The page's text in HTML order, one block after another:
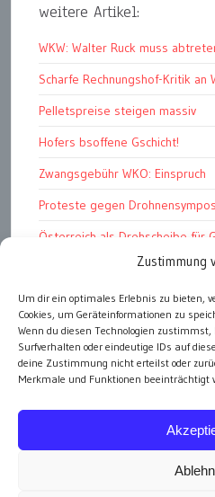
Zustimmung
Um dir ein optimales Erlebnis zu bieten,
Cookies, um Geräteinformationen zu
Wenn du diesen Technologien
Surfverhalten oder eindeutige IDs auf
deine Zustimmung nicht erteilst oder
Merkmale und Funktionen beeinträchtigt
weitere Artikel:
WKW: Walter Ruck muss
Scharfe Rechnungshof-Kritik an
Pelletspreise steigen massiv
Hofers bsoffene Gschicht!
Zwangsgebühr WKO: Einspruch
Proteste gegen
Österreich als Drehscheibe für
Financial Stability Report der
Genug Eier fürs Osterkörberl?
Angst vor Inflation und Krieg
alle